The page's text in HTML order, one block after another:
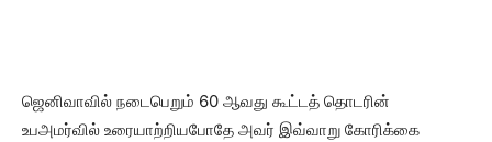
ஜெனிவாவில் நடைபெறும் 60 ஆவது கூட்டத் தொடரின்
உபஅமர்வில் உரையாற்றியபோதே அவர் இவ்வாறு கோரிக்கை